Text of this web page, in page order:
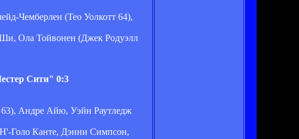
Чемберлен (Тео Уолкотт 64),
Ола Тойвонен (Джек Родуэлл
Сити" 0:3
Андре Айю, Уэйн Раутледж
Голо Канте, Дэнни Симпсон,